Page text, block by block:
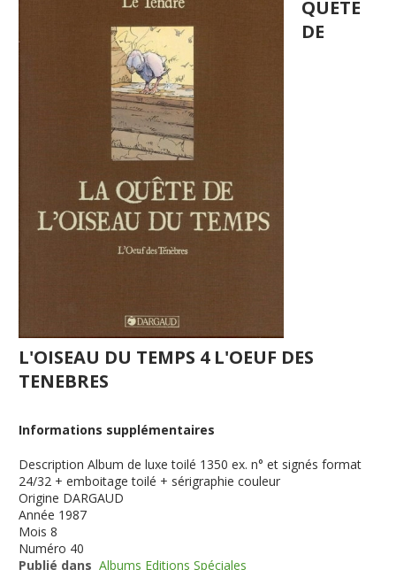
QUETE
DE
L'OISEAU DU TEMPS 4 L'OEUF DES
TENEBRES
Informations supplémentaires
Description Album de luxe toilé 1350 ex. n° et signés format
24/32 + emboitage toilé + sérigraphie couleur
Origine DARGAUD
Année 1987
Mois 8
Numéro 40
Publié dans Albums Editions Spéciales